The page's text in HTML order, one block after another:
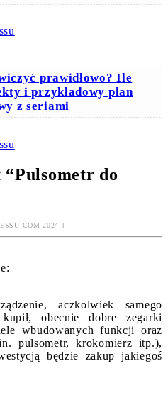
prawidłowo? Ile
i przykładowy plan
z seriami
“Pulsometr do
2024 ]
aczkolwiek samego
obecnie dobre zegarki
wbudowanych funkcji oraz
pulsometr, krokomierz itp.),
będzie zakup jakiegoś